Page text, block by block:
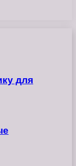
для